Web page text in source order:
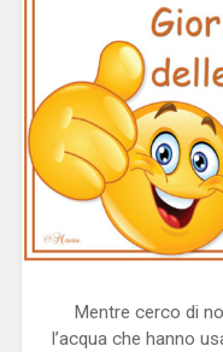
Mentre cerco di
l’acqua che hanno